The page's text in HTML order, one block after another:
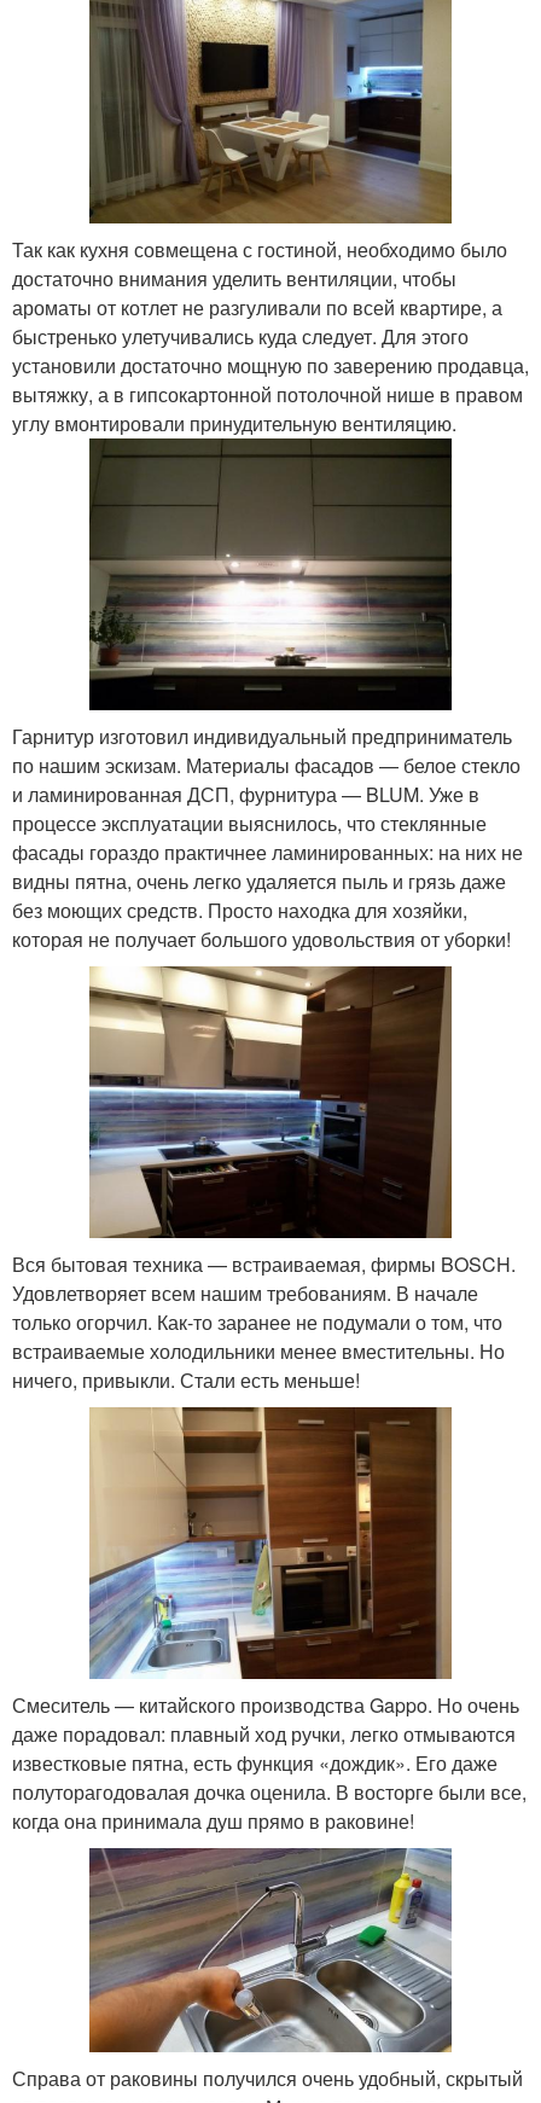
Так как кухня совмещена с гостиной, необходимо было
достаточно внимания уделить вентиляции, чтобы
ароматы от котлет не разгуливали по всей квартире, а
быстренько улетучивались куда следует. Для этого
установили достаточно мощную по заверению продавца,
вытяжку, а в гипсокартонной потолочной нише в правом
углу вмонтировали принудительную вентиляцию.
Гарнитур изготовил индивидуальный предприниматель
по нашим эскизам. Материалы фасадов — белое стекло
и ламинированная ДСП, фурнитура — BLUM. Уже в
процессе эксплуатации выяснилось, что стеклянные
фасады гораздо практичнее ламинированных: на них не
видны пятна, очень легко удаляется пыль и грязь даже
без моющих средств. Просто находка для хозяйки,
которая не получает большого удовольствия от уборки!
Вся бытовая техника — встраиваемая, фирмы BOSCH.
Удовлетворяет всем нашим требованиям. В начале
только огорчил. Как-то заранее не подумали о том, что
встраиваемые холодильники менее вместительны. Но
ничего, привыкли. Стали есть меньше!
Смеситель — китайского производства Gappo. Но очень
даже порадовал: плавный ход ручки, легко отмываются
известковые пятна, есть функция «дождик». Его даже
полуторагодовалая дочка оценила. В восторге были все,
когда она принимала душ прямо в раковине!
Справа от раковины получился очень удобный, скрытый